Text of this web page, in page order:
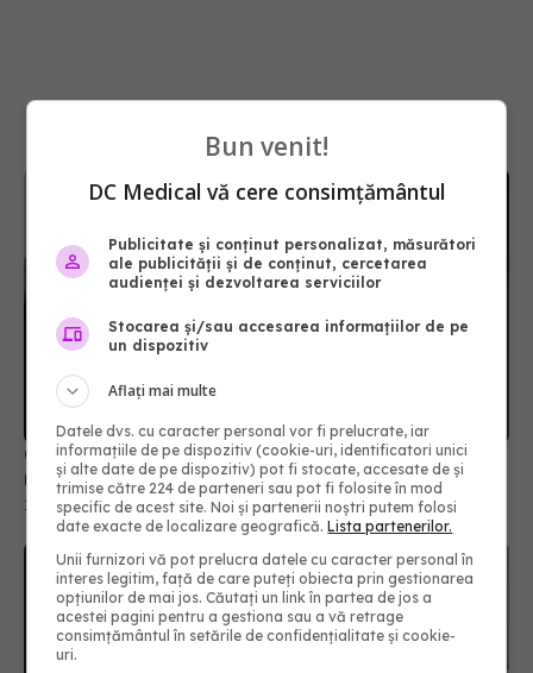
Care este grupa sanguină asociată cu un risc mai
mare de diabet de tip 2
18 iul 2026, 15:00
Bun venit!
DC Medical vă cere consimțământul
Publicitate și conținut personalizat, măsurători
ale publicității și de conținut, cercetarea
audienței și dezvoltarea serviciilor
Stocarea și/sau accesarea informațiilor de pe
un dispozitiv
Aflați mai multe
Datele dvs. cu caracter personal vor fi prelucrate, iar
informațiile de pe dispozitiv (cookie-uri, identificatori unici
și alte date de pe dispozitiv) pot fi stocate, accesate de și
trimise către 224 de parteneri sau pot fi folosite în mod
specific de acest site. Noi și partenerii noștri putem folosi
date exacte de localizare geografică.Lista partenerilor.
Unii furnizori vă pot prelucra datele cu caracter personal în
interes legitim, față de care puteți obiecta prin gestionarea
opțiunilor de mai jos. Căutați un link în partea de jos a
acestei pagini pentru a gestiona sau a vă retrage
consimțământul în setările de confidențialitate și cookie-
uri.